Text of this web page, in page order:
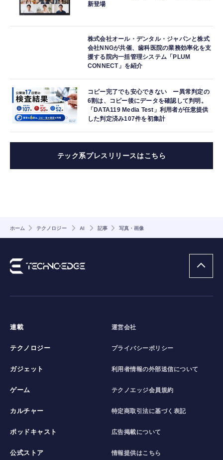
新登場
株式会社オール・デンタル・ジャパンと株式
会社NNGが共催、歯科医院の業務効率化を支
援する院内一括管理システム「PLUM
CONNECT」を紹介
コピー完了でも安心できない ー異常判定の
6割は、コピー後にデータを確認して判明。
「DATA119 Media Test」利用者が任意提供
した判定済み107件を初集計
テック系プレスリリースはこちら
ホーム テクノロジー AI 記事 写真・画像
連載
テクノロジー
ガジェット
ゲーム
カルチャー
ポッドキャスト
公式ストア
運営会社
プライバシーポリシー
利用者情報の外部送信について
テクノエッジ会員規約
特定商取引法に基づく表記
広告掲載について
情報提供はこちら